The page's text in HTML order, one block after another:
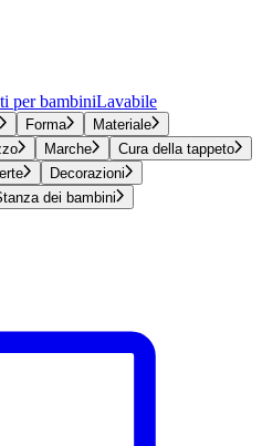
per bambiniLavabile
Forma
Materiale
Marche Cura della tappeto
Decorazioni
dei bambini